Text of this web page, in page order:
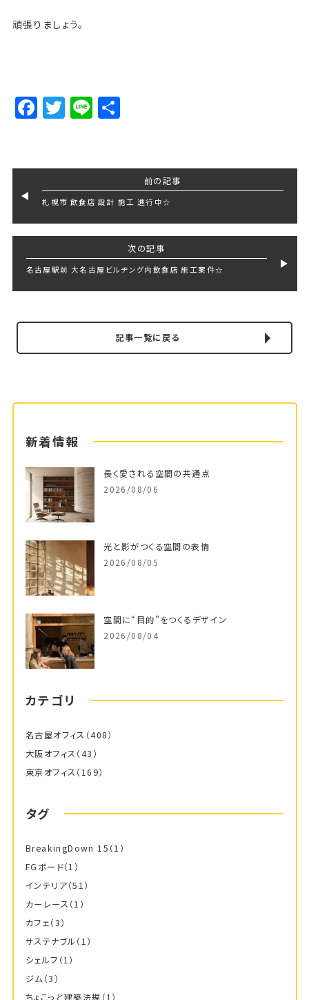
頑張りましょう。
Facebook
Twitter
LineShare
前の記事
札幌市 飲食店 設計 施工 進行中☆
次の記事
名古屋駅前 大名古屋ビルヂング内飲食店 施工案件☆
記事一覧に戻る
新着情報
長く愛される空間の共通点
2026/08/06
光と影がつくる空間の表情
2026/08/05
空間に“目的”をつくるデザイン
2026/08/04
カテゴリ
名古屋オフィス （408）
大阪オフィス （43）
東京オフィス （169）
タグ
BreakingDown 15 （1）
FGボード（1）
インテリア（51）
カーレース （1）
カフェ（3）
サステナブル （1）
シェルフ （1）
ジム（3）
ちょこっと建築法規 （1）